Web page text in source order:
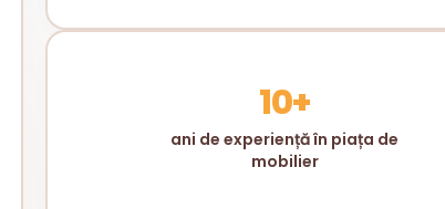
10+
ani de experiență în piața de
mobilier